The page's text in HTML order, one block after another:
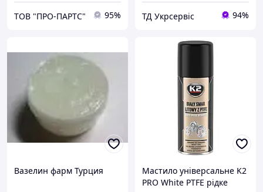
ТОВ "ПРО-ПАРТС" 95% ТД Укрсервіс 94%
Вазелин фарм Турция
Мастило універсальне K2
PRO White PTFE рідке